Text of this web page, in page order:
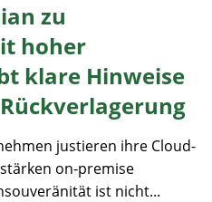
zu
hoher
klare Hinweise
justieren ihre Cloud-
on-premise
ist nicht...